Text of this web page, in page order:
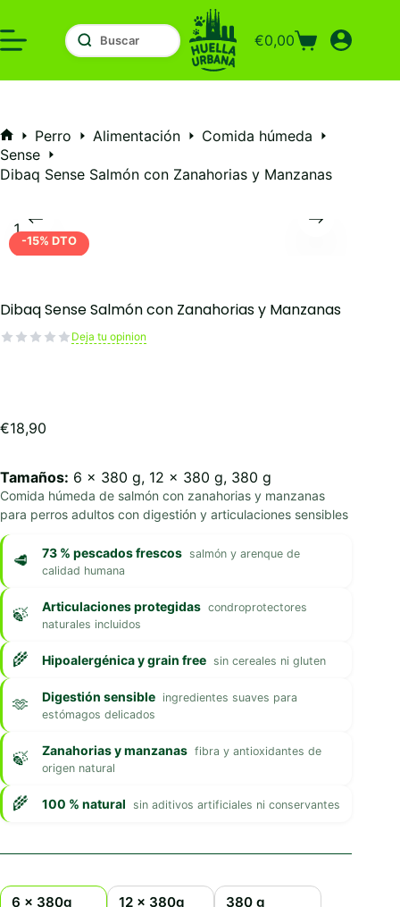
al
contenido
Carro
compra
€0,00
Inicio
Perro Alimentación
Comida húmeda
Sense
Dibaq Sense Salmón con Zanahorias y Manzanas
-15% DTO
Dibaq Sense Salmón con Zanahorias y Manzanas
Deja tu opinion
€18,90
Tamaños: 6 x 380 g, 12 x 380 g, 380 g
Comida húmeda de salmón con zanahorias y manzanas
para perros adultos con digestión y articulaciones sensibles
73 % pescados frescos salmón y arenque de
calidad humana
Articulaciones protegidas condroprotectores
naturales incluidos
Hipoalergénica y grain free sin cereales ni gluten
Digestión sensible ingredientes suaves para
estómagos delicados
Zanahorias y manzanas fibra y antioxidantes de
origen natural
100 % natural sin aditivos artificiales ni conservantes
6 x 380g 12 x 380g 380 g